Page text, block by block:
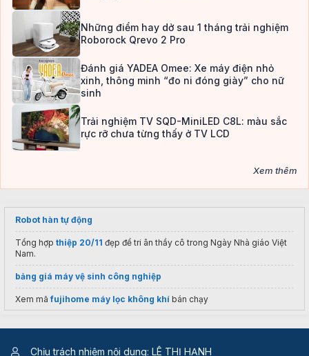
Những điểm hay dở sau 1 tháng trải nghiệm
Roborock Qrevo 2 Pro
Đánh giá YADEA Omee: Xe máy điện nhỏ
xinh, thông minh “đo ni đóng giày” cho nữ
sinh
Trải nghiệm TV SQD-MiniLED C8L: màu sắc
rực rỡ chưa từng thấy ở TV LCD
Xem thêm
Robot hàn tự động
Tổng hợp thiệp 20/11 đẹp để tri ân thầy cô trong Ngày Nhà giáo Việt
Nam.
bảng giá máy vệ sinh công nghiệp
Xem mãfujihome máy lọc không khí bán chạy
Chịu trách nhiệm nội dung: LÊ THỊ HẠNH